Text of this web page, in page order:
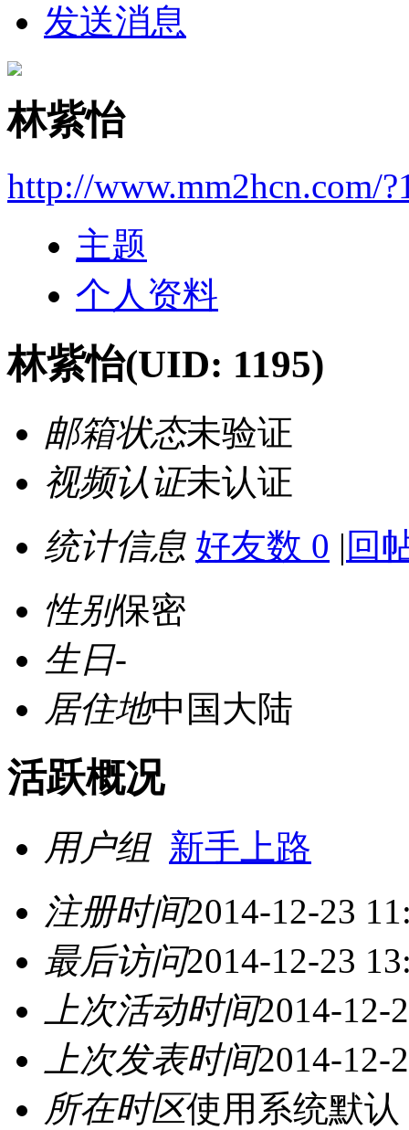
发送消息
林紫怡
http://www.mm2hcn.com/
主题
个人资料
林紫怡(UID: 1195)
邮箱状态未验证
视频认证未认证
统计信息 好友数 0 | 回
性别保密
生日-
居住地中国大陆
活跃概况
用户组 新手上路
注册时间2014-12-23
最后访问2014-12-23
上次活动时间2014-12-
上次发表时间2014-12-
所在时区使用系统默认